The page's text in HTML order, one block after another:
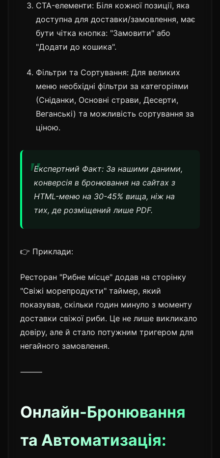
CTA-елементи: Біля кожної позиції, яка
доступна для доставки/замовлення, має
бути чітка кнопка: "Замовити" або
"Додати до кошика".
Фільтри та Сортування: Для великих
меню необхідні фільтри за категоріями
(Сніданки, Основні страви, Десерти,
Веганські) та можливість сортування за
ціною.
Експертний Факт: За нашими даними,
конверсія в бронювання на сайтах з
HTML-меню на 30-45% вища, ніж на
тих, де розміщений лише PDF.
👉 Приклади:
Ресторан "Рибне місце" додав на сторінку
"Свіжі морепродукти" таймер, який
показував, скільки годин минуло з моменту
доставки свіжої риби. Це не лише викликало
довіру, але й стало потужним тригером для
негайного замовлення.
⸻
Онлайн-Бронювання
та Автоматизація: